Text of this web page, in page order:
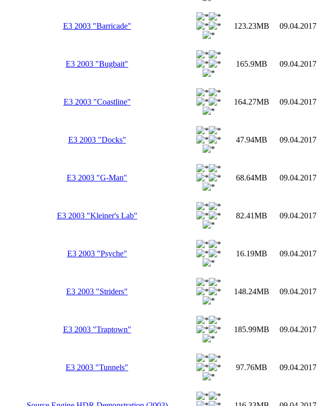
E3 2003 "Barricade" 123.23MB 09.04.2017
E3 2003 "Bugbait" 165.9MB 09.04.2017
E3 2003 "Coastline" 164.27MB 09.04.2017
E3 2003 "Docks" 47.94MB 09.04.2017
E3 2003 "G-Man" 68.64MB 09.04.2017
E3 2003 "Kleiner's Lab" 82.41MB 09.04.2017
E3 2003 "Psyche" 16.19MB 09.04.2017
E3 2003 "Striders" 148.24MB 09.04.2017
E3 2003 "Traptown" 185.99MB 09.04.2017
E3 2003 "Tunnels" 97.76MB 09.04.2017